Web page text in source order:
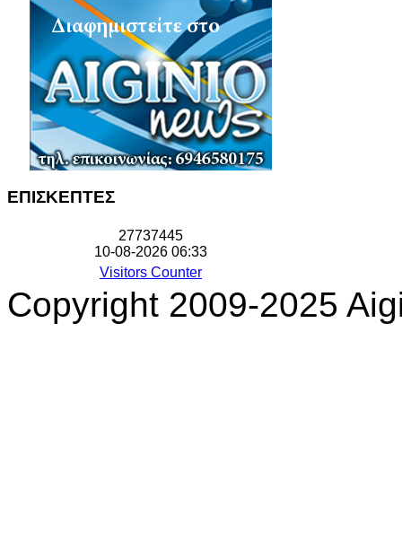
ΕΠΙΣΚΕΠΤΕΣ
27737445
10-08-2026 06:33
Visitors Counter
Copyright 2009-2025